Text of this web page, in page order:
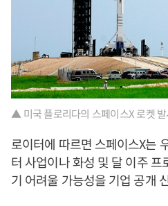
▲ 미국 플로리다의 스페이스X 로켓
로이터에 따르면 스페이스X는
터 사업이나 화성 및 달 이주
기 어려울 가능성을 기업 공개